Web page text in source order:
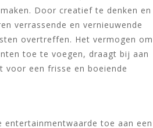
Door creatief te denken en
verrassende en vernieuwende
overtreffen. Het vermogen om
toe te voegen, draagt bij aan
voor een frisse en boeiende
toe aan een